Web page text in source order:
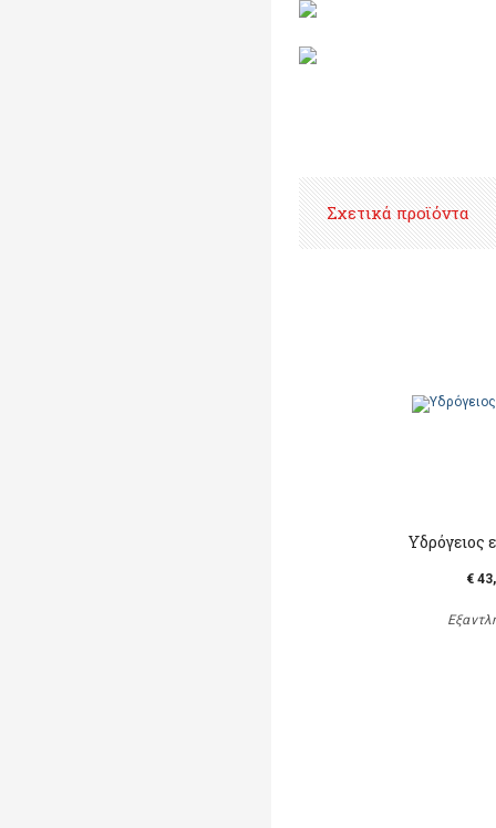
Σχετικά προϊόντα
Υδρόγειος
€